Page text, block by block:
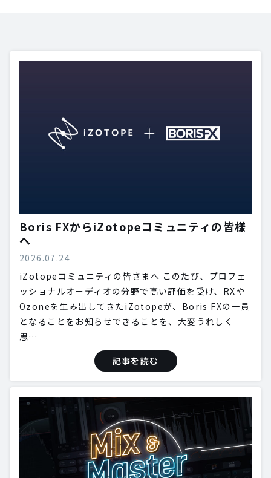
Boris FXからiZotopeコミュニティの皆様
へ
2026.07.24
iZotopeコミュニティの皆さまへ このたび、プロフェ
ッショナルオーディオの分野で高い評価を受け、RXや
Ozoneを生み出してきたiZotopeが、Boris FXの一員
となることをお知らせできることを、大変うれしく
思…
記事を読む